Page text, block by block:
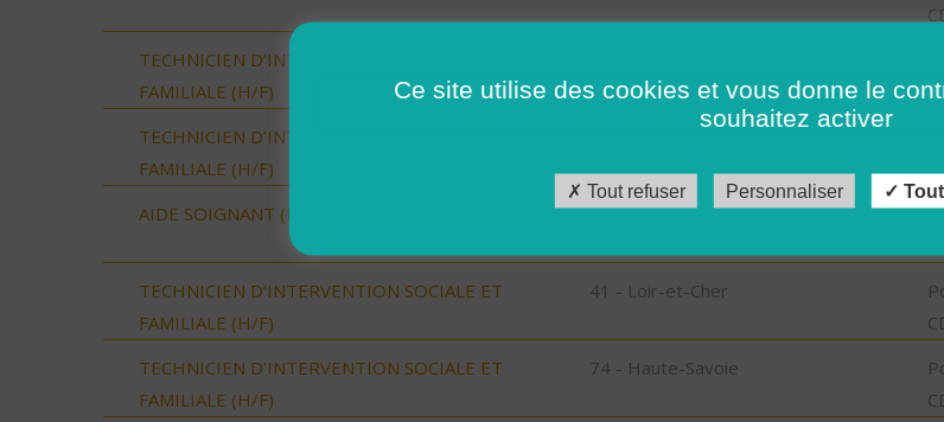
TECHNICIEN D’INTERVENTION SOCIALE ET
FAMILIALE (H/F)
TECHNICIEN D’INTERVENTION SOCIALE ET
FAMILIALE (H/F)
AIDE SOIGNANT (H/F) 92 - Hauts-de-Seine
TECHNICIEN D’INTERVENTION SOCIALE ET
FAMILIALE (H/F)
41 - Loir-et-Cher
TECHNICIEN D’INTERVENTION SOCIALE ET
FAMILIALE (H/F)
74 - Haute-Savoie
Ce site utilise des cookies et vous donne le
souhaitez activer
Tout refuser Personnaliser